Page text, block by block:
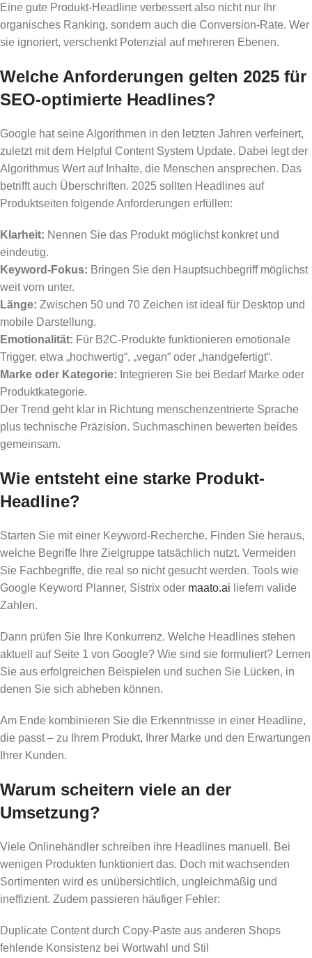
Eine gute Produkt-Headline verbessert also nicht nur Ihr
organisches Ranking, sondern auch die Conversion-Rate. Wer
sie ignoriert, verschenkt Potenzial auf mehreren Ebenen.
Welche Anforderungen gelten 2025 für
SEO-optimierte Headlines?
Google hat seine Algorithmen in den letzten Jahren verfeinert,
zuletzt mit dem Helpful Content System Update. Dabei legt der
Algorithmus Wert auf Inhalte, die Menschen ansprechen. Das
betrifft auch Überschriften. 2025 sollten Headlines auf
Produktseiten folgende Anforderungen erfüllen:
Klarheit: Nennen Sie das Produkt möglichst konkret und
eindeutig.
Keyword-Fokus: Bringen Sie den Hauptsuchbegriff möglichst
weit vorn unter.
Länge: Zwischen 50 und 70 Zeichen ist ideal für Desktop und
mobile Darstellung.
Emotionalität: Für B2C-Produkte funktionieren emotionale
Trigger, etwa „hochwertig“, „vegan“ oder „handgefertigt“.
Marke oder Kategorie: Integrieren Sie bei Bedarf Marke oder
Produktkategorie.
Der Trend geht klar in Richtung menschenzentrierte Sprache
plus technische Präzision. Suchmaschinen bewerten beides
gemeinsam.
Wie entsteht eine starke Produkt-
Headline?
Starten Sie mit einer Keyword-Recherche. Finden Sie heraus,
welche Begriffe Ihre Zielgruppe tatsächlich nutzt. Vermeiden
Sie Fachbegriffe, die real so nicht gesucht werden. Tools wie
Google Keyword Planner, Sistrix oder maato.ai liefern valide
Zahlen.
Dann prüfen Sie Ihre Konkurrenz. Welche Headlines stehen
aktuell auf Seite 1 von Google? Wie sind sie formuliert? Lernen
Sie aus erfolgreichen Beispielen und suchen Sie Lücken, in
denen Sie sich abheben können.
Am Ende kombinieren Sie die Erkenntnisse in einer Headline,
die passt – zu Ihrem Produkt, Ihrer Marke und den Erwartungen
Ihrer Kunden.
Warum scheitern viele an der
Umsetzung?
Viele Onlinehändler schreiben ihre Headlines manuell. Bei
wenigen Produkten funktioniert das. Doch mit wachsenden
Sortimenten wird es unübersichtlich, ungleichmäßig und
ineffizient. Zudem passieren häufiger Fehler:
Duplicate Content durch Copy-Paste aus anderen Shops
fehlende Konsistenz bei Wortwahl und Stil